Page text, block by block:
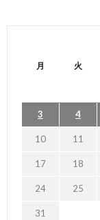
月 火
3 4
10 11
17 18
24 25
31